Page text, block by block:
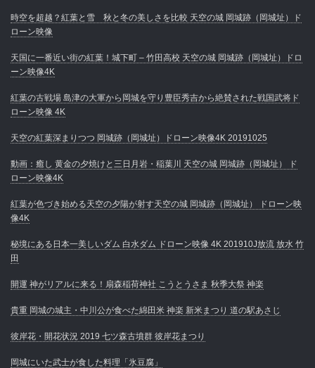
時空を超越？紅葉と雪 秋と冬の美しさを比較 天空の城 岡城跡（岡城址）ド
ローン映像
天国に一番近い街の紅葉！城下町 – 竹田高校 天空の城 岡城跡（岡城址）ドロ
ーン映像4K
紅葉の古戦場 島津の大軍から岡城を守り豊臣秀吉から絶賛された戦国武将ド
ローン映像 4K
天空の紅葉深まりつつ 岡城跡（岡城址）ドローン映像4K 20191025
動画：癒し 黄金の夕焼けと三日月岩・稲葉川 天空の城 岡城跡（岡城址） ド
ローン映像4K
紅葉が色づき始める天空の夕陽が射す天空の城 岡城跡（岡城址） ドローン映
像4K
秘境にある日本一美しいダム 白水ダム ドローン映像 4K 201910J放流 放水 竹
田
開運 神がリアルに来る！扇森稲荷神社 こうとうさま 秋季大祭 神楽
貴重 岡城の城主・中川公が食べた綿田米 神楽 新米まつり 道の駅あさじ
彼岸花・開花状況 2019 七ツ森古墳群 彼岸花まつり
岡城にいた武士が食した料理「氷豆腐」